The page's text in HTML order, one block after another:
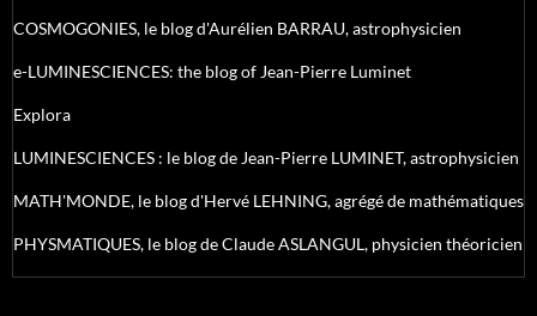
COSMOGONIES, le blog d'Aurélien BARRAU, astrophysicien
e-LUMINESCIENCES: the blog of Jean-Pierre Luminet
Explora
LUMINESCIENCES : le blog de Jean-Pierre LUMINET, astrophysicien
MATH'MONDE, le blog d'Hervé LEHNING, agrégé de mathématiques
PHYSMATIQUES, le blog de Claude ASLANGUL, physicien théoricien